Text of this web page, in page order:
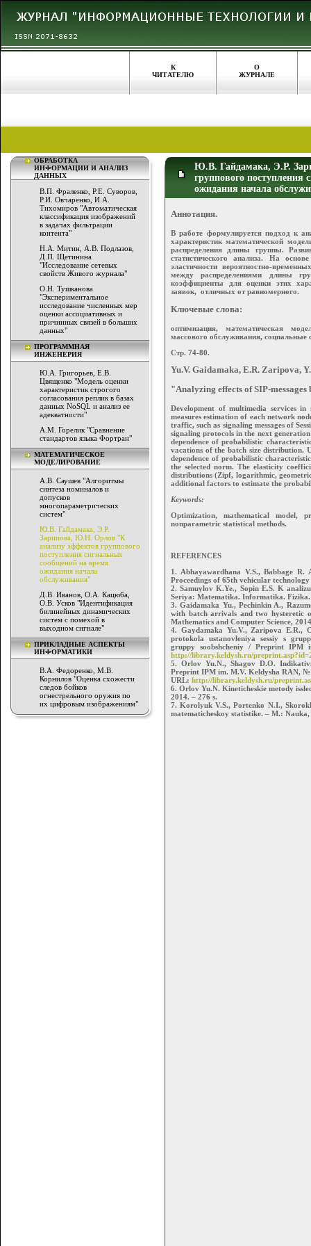
К
ЧИТАТЕЛЮ
О
ЖУРНАЛЕ
ОБРАБОТКА
ИНФОРМАЦИИ И АНАЛИЗ
ДАННЫХ
В.П. Фраленко, Р.Е. Суворов,
Р.И. Овчаренко, И.А.
Тихомиров "Автоматическая
классификация изображений
в задачах фильтрации
контента"
Н.А. Митин, А.В. Подлазов,
Д.П. Щетинина
"Исследование сетевых
свойств Живого журнала"
О.Н. Тушканова
"Экспериментальное
исследование численных мер
оценки ассоциативных и
причинных связей в больших
данных"
ПРОГРАММНАЯ
ИНЖЕНЕРИЯ
Ю.А. Григорьев, Е.В.
Цвященко "Модель оценки
характеристик строгого
согласования реплик в базах
данных NoSQL и анализ ее
адекватности"
А.М. Горелик "Сравнение
стандартов языка Фортран"
МАТЕМАТИЧЕСКОЕ
МОДЕЛИРОВАНИЕ
А.В. Саушев "Алгоритмы
синтеза номиналов и
допусков
многопараметрических
систем"
Ю.В. Гайдамака, Э.Р.
Зарипова, Ю.Н. Орлов "К
анализу эффектов группового
поступления сигнальных
сообщений на время
ожидания начала
обслуживания"
Д.В. Иванов, О.А. Кацюба,
О.В. Усков "Идентификация
билинейных динамических
систем с помехой в
выходном сигнале"
ПРИКЛАДНЫЕ АСПЕКТЫ
ИНФОРМАТИКИ
В.А. Федоренко, М.В.
Корнилов "Оценка схожести
следов бойков
огнестрельного оружия по
их цифровым изображениям"
Ю.В. Гайдамака, Э.Р.
группового
ожидания начала
Аннотация.
В работе формулируется подход к
характеристик математической
распределения длины группы.
статистического анализа. На
эластичности вероятностно-
между распределениями длины
коэффициенты для оценки этих
заявок, отличных от равномерного.
Ключевые слова:
оптимизация, математическая
массового обслуживания, социальные
Стр. 74-80.
Yu.V. Gaidamaka, E.R. Zaripova,
"Analyzing effects of SIP-
Development of multimedia services in
measures estimation of each network
traffic, such as signaling messages of
signaling protocols in the next
dependence of probabilistic
vacations of the batch size distribution.
dependence of probabilistic
the selected norm. The elasticity
distributions (Zipf, logarithmic,
additional factors to estimate the
Keywords:
Optimization, mathematical model,
nonparametric statistical methods.
REFERENCES
1. Abhayawardhana V.S., Babbage
Proceedings of 65th vehicular
2. Samuylov K.Ye., Sopin E.S. K
Seriya: Matematika. Informatika.
3. Gaidamaka Yu., Pechinkin A.,
with batch arrivals and two hysteretic
Mathematics and Computer Science,
4. Gaydamaka Yu.V., Zaripova E.R.,
protokola ustanovleniya sessiy s
gruppy soobshcheniy / Preprint
http://library.keldysh.ru/
5. Orlov Yu.N., Shagov D.O.
Preprint IPM im. M.V. Keldysha RAN, №
URL: http://library.keldysh.ru/
6. Orlov Yu.N. Kineticheskie metody
2014. – 276 s.
7. Korolyuk V.S., Portenko N.I.,
matematicheskoy statistike. – M.: Nauka,